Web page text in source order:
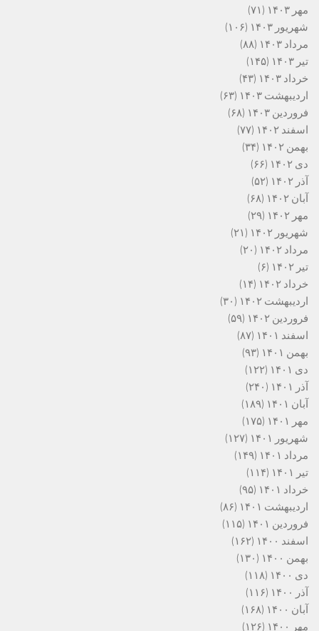
مهر ۱۴۰۳
(۷۱)
شهریور ۱۴۰۳
(۱۰۶)
مرداد ۱۴۰۳
(۸۸)
تیر ۱۴۰۳
(۱۴۵)
خرداد ۱۴۰۳
(۴۳)
اردیبهشت ۱۴۰۳
(۶۳)
فروردین ۱۴۰۳
(۶۸)
اسفند ۱۴۰۲
(۷۷)
بهمن ۱۴۰۲
(۳۴)
دی ۱۴۰۲
(۶۶)
آذر ۱۴۰۲
(۵۲)
آبان ۱۴۰۲
(۶۸)
مهر ۱۴۰۲
(۲۹)
شهریور ۱۴۰۲
(۲۱)
مرداد ۱۴۰۲
(۲۰)
تیر ۱۴۰۲
(۶)
خرداد ۱۴۰۲
(۱۴)
اردیبهشت ۱۴۰۲
(۳۰)
فروردین ۱۴۰۲
(۵۹)
اسفند ۱۴۰۱
(۸۷)
بهمن ۱۴۰۱
(۹۳)
دی ۱۴۰۱
(۱۲۲)
آذر ۱۴۰۱
(۲۴۰)
آبان ۱۴۰۱
(۱۸۹)
مهر ۱۴۰۱
(۱۷۵)
شهریور ۱۴۰۱
(۱۲۷)
مرداد ۱۴۰۱
(۱۴۹)
تیر ۱۴۰۱
(۱۱۴)
خرداد ۱۴۰۱
(۹۵)
اردیبهشت ۱۴۰۱
(۸۶)
فروردین ۱۴۰۱
(۱۱۵)
اسفند ۱۴۰۰
(۱۶۲)
بهمن ۱۴۰۰
(۱۳۰)
دی ۱۴۰۰
(۱۱۸)
آذر ۱۴۰۰
(۱۱۶)
آبان ۱۴۰۰
(۱۶۸)
مهر ۱۴۰۰
(۱۲۶)